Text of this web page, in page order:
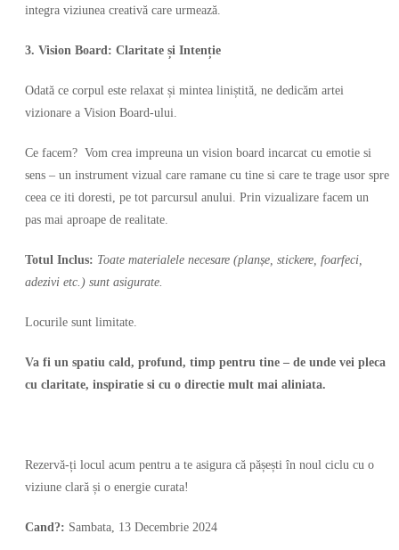
integra viziunea creativă care urmează.
3.⁠ ⁠Vision Board: Claritate și Intenție
Odată ce corpul este relaxat și mintea liniștită, ne dedicăm artei
vizionare a Vision Board-ului.
Ce facem? Vom crea impreuna un vision board incarcat cu emotie si
sens – un instrument vizual care ramane cu tine si care te trage usor spre
ceea ce iti doresti, pe tot parcursul anului. Prin vizualizare facem un
pas mai aproape de realitate.
Totul Inclus: Toate materialele necesare (planșe, stickere, foarfeci,
adezivi etc.) sunt asigurate.
Locurile sunt limitate.
Va fi un spatiu cald, profund, timp pentru tine – de unde vei pleca
cu claritate, inspiratie si cu o directie mult mai aliniata.
Rezervă-ți locul acum pentru a te asigura că pășești în noul ciclu cu o
viziune clară și o energie curata!
Cand?: Sambata, 13 Decembrie 2024